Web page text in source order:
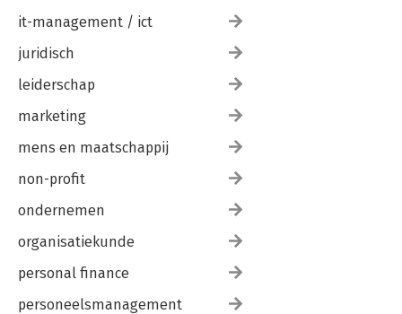
it-management / ict
juridisch
leiderschap
marketing
mens en maatschappij
non-profit
ondernemen
organisatiekunde
personal finance
personeelsmanagement